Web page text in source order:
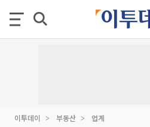
이투데이 부동산 업계